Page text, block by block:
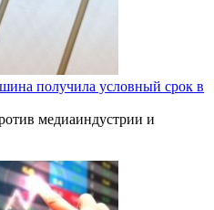
получила условный срок в
медиаиндустрии и